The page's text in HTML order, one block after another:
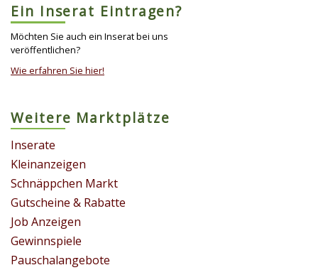
Ein Inserat Eintragen?
Möchten Sie auch ein Inserat bei uns
veröffentlichen?
Wie erfahren Sie hier!
Weitere Marktplätze
Inserate
Kleinanzeigen
Schnäppchen Markt
Gutscheine & Rabatte
Job Anzeigen
Gewinnspiele
Pauschalangebote